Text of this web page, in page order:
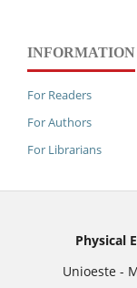
INFORMATION
For Readers
For Authors
For Librarians
Physical
Unioeste -